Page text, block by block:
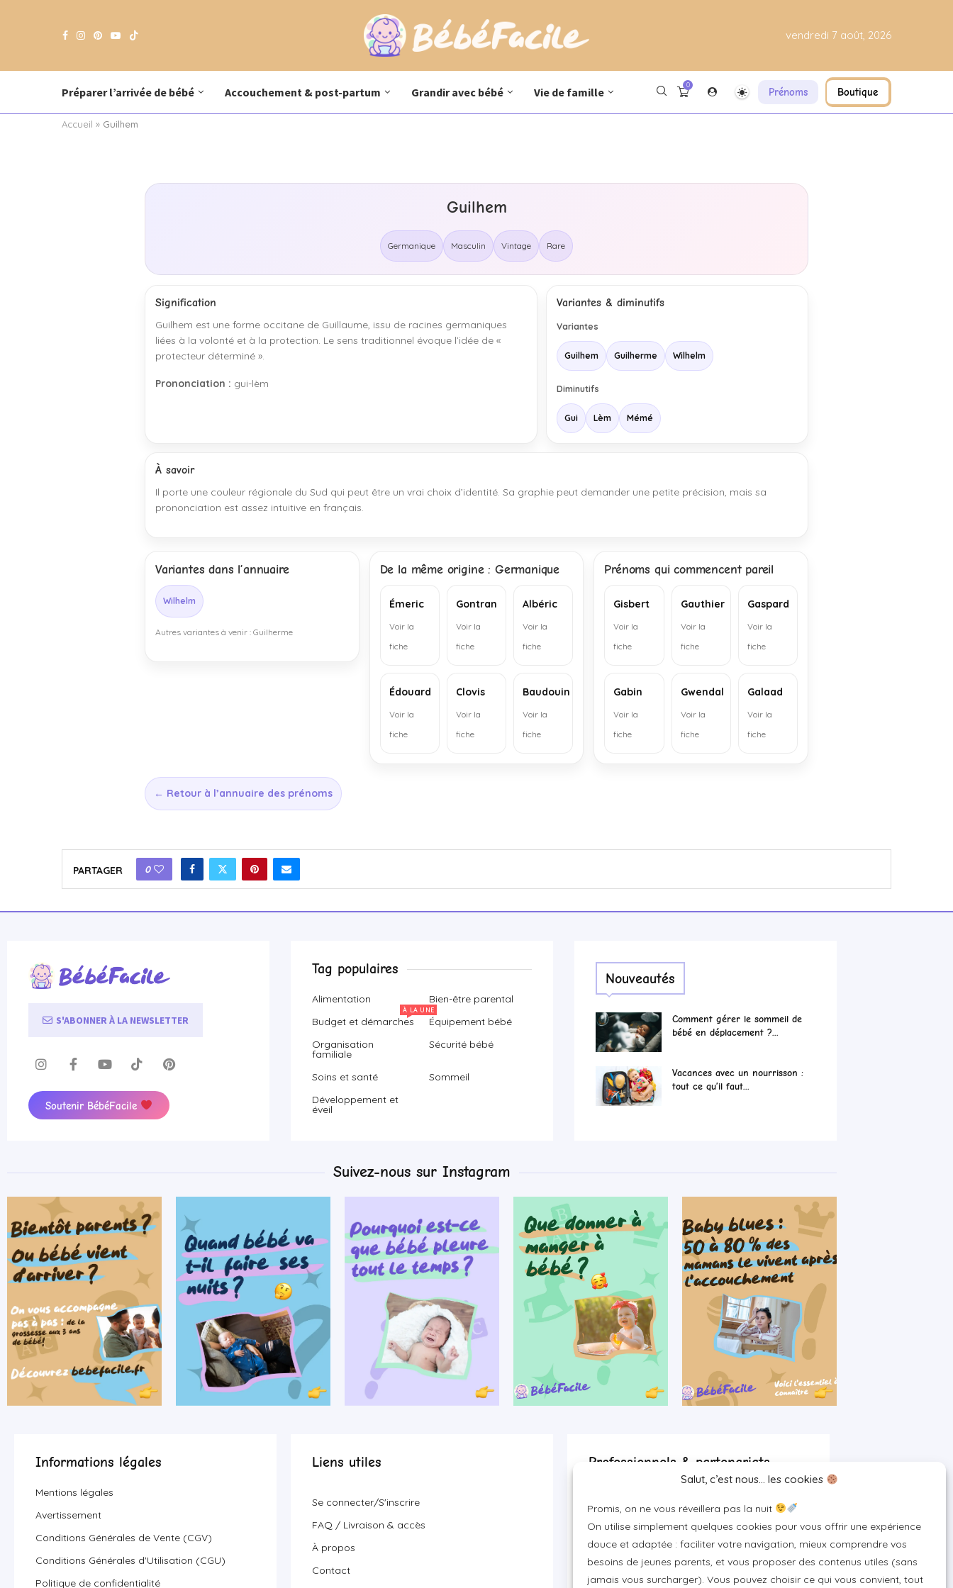
Salut, c’est nous… les cookies
Promis, on ne vous réveillera pas la nuit
On utilise simplement quelques cookies pour vous offrir une expérience
douce et adaptée : faciliter votre navigation, mieux comprendre vos
besoins de jeunes parents, et vous proposer des contenus utiles (sans
jamais vous surcharger). Vous pouvez choisir ce qui vous convient, tout
vendredi 7 août, 2026
Préparer l’arrivée de bébé Accouchement & post-partum Grandir avec bébé Vie de famille
0
Prénoms Boutique
Accueil » Guilhem
Guilhem
Germanique Masculin Vintage Rare
Signification
Guilhem est une forme occitane de Guillaume, issu de racines germaniques
liées à la volonté et à la protection. Le sens traditionnel évoque l’idée de «
protecteur déterminé ».
Prononciation : gui-lèm
Variantes & diminutifs
Variantes
Guilhem Guilherme Wilhelm
Diminutifs
Gui Lèm Mémé
À savoir
Il porte une couleur régionale du Sud qui peut être un vrai choix d’identité. Sa graphie peut demander une petite précision, mais sa
prononciation est assez intuitive en français.
Variantes dans l’annuaire
Wilhelm
Autres variantes à venir : Guilherme
De la même origine : Germanique
Émeric
Voir la
fiche
Gontran
Voir la
fiche
Albéric
Voir la
fiche
Édouard
Voir la
fiche
Clovis
Voir la
fiche
Baudouin
Voir la
fiche
Prénoms qui commencent pareil
Gisbert
Voir la
fiche
Gauthier
Voir la
fiche
Gaspard
Voir la
fiche
Gabin
Voir la
fiche
Gwendal
Voir la
fiche
Galaad
Voir la
fiche
← Retour à l’annuaire des prénoms
PARTAGER 0
S'ABONNER À LA NEWSLETTER
Soutenir BébéFacile
Tag populaires
Alimentation
Bien-être parental
Budget et démarches
À LA UNE
Équipement bébé
Organisation
familiale
Sécurité bébé
Soins et santé
Sommeil
Développement et
éveil
Nouveautés
Comment gérer le sommeil de
bébé en déplacement ?...
Vacances avec un nourrisson :
tout ce qu’il faut...
Suivez-nous sur Instagram
Informations légales
Mentions légales
Avertissement
Conditions Générales de Vente (CGV)
Conditions Générales d'Utilisation (CGU)
Politique de confidentialité
Liens utiles
Se connecter/S'inscrire
FAQ / Livraison & accès
À propos
Contact
Professionnels & partenariats
Visibilité pour votre marque
Proposer un produit ou un service